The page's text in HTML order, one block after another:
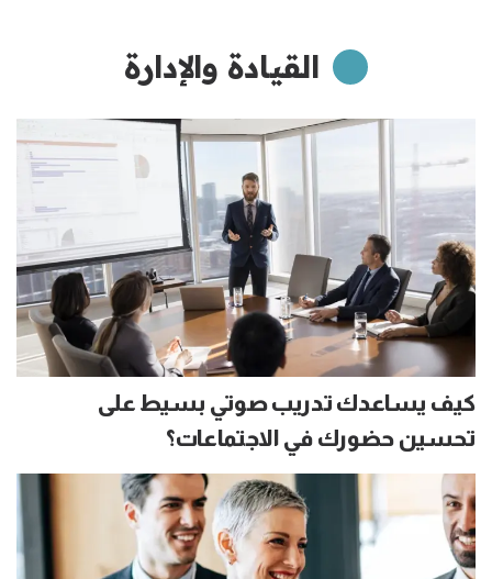
القيادة والإدارة
كيف يساعدك تدريب صوتي بسيط على
تحسين حضورك في الاجتماعات؟